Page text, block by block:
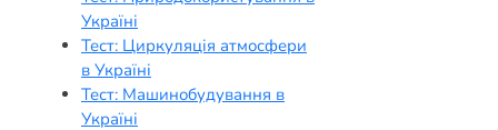
Україні
Тест: Циркуляція атмосфери
в Україні
Тест: Машинобудування в
Україні